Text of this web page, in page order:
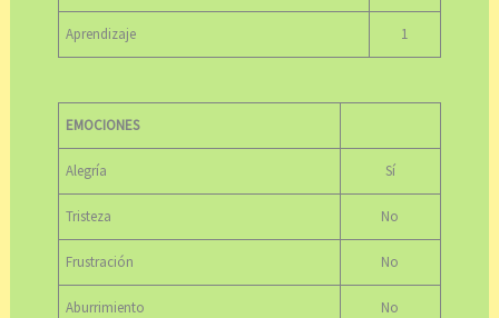
Aprendizaje 1
EMOCIONES
Alegría Sí
Tristeza No
Frustración No
Aburrimiento No